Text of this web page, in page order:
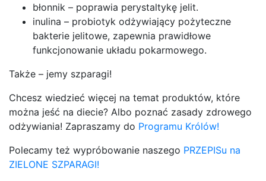
błonnik – poprawia perystaltykę jelit.
inulina – probiotyk odżywiający pożyteczne
bakterie jelitowe, zapewnia prawidłowe
funkcjonowanie układu pokarmowego.
Także – jemy szparagi!
Chcesz wiedzieć więcej na temat produktów, które
można jeść na diecie? Albo poznać zasady zdrowego
odżywiania! Zapraszamy do Programu Królów!
Polecamy też wypróbowanie naszego PRZEPISu na
ZIELONE SZPARAGI!